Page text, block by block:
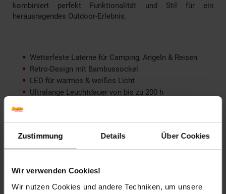
Zustimmung Details Über Cookies
Wir verwenden Cookies!
Wir nutzen Cookies und andere Techniken, um unsere
kombiniert perfekt Funktionalität und Stil für ein
herausragendes Outdoor-Erlebnis.
Wetterfeste Laterne für Camping, Angeln & Reisen
Retro-Design mit Bambussockel
LED für warmes & weißes Licht
Ultralange Leuchtdauer von bis zu 200 h
verwendbar
Geringer Energieverbrauch
Praktischer Tragegriff aus Metall
Antirutsch-Boden
Langlebiger Lithium-Ionen-Akku mit 5200 mAh